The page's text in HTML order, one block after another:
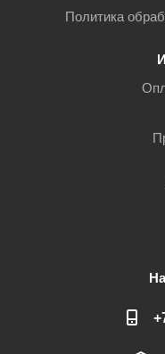
Политика